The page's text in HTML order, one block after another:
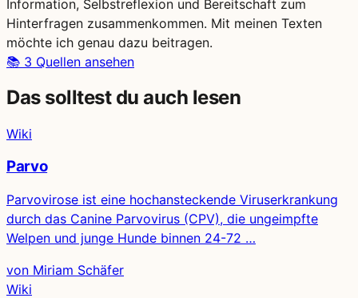
Information, Selbstreflexion und Bereitschaft zum
Hinterfragen zusammenkommen. Mit meinen Texten
möchte ich genau dazu beitragen.
📚 3 Quellen ansehen
Das solltest du auch lesen
Wiki
Parvo
Parvovirose ist eine hochansteckende Viruserkrankung
durch das Canine Parvovirus (CPV), die ungeimpfte
Welpen und junge Hunde binnen 24-72 …
von Miriam Schäfer
Wiki